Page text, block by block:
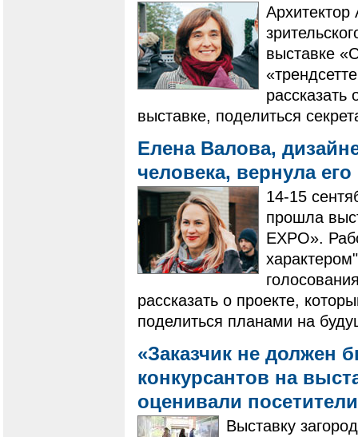
выставке
выставке, поделиться
Елена Валова,
человека, вернула
14-15
прошла
EXPO».
рассказать о проекте,
поделиться планами на
«Заказчик не должен
конкурсантов на
оценивали
Выставку